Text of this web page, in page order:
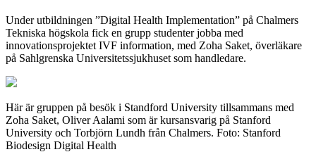
Under utbildningen ”Digital Health Implementation” på Chalmers
Tekniska högskola fick en grupp studenter jobba med
innovationsprojektet IVF information, med Zoha Saket, överläkare
på Sahlgrenska Universitetssjukhuset som handledare.
Här är gruppen på besök i Standford University tillsammans med
Zoha Saket, Oliver Aalami som är kursansvarig på Stanford
University och Torbjörn Lundh från Chalmers. Foto: Stanford
Biodesign Digital Health